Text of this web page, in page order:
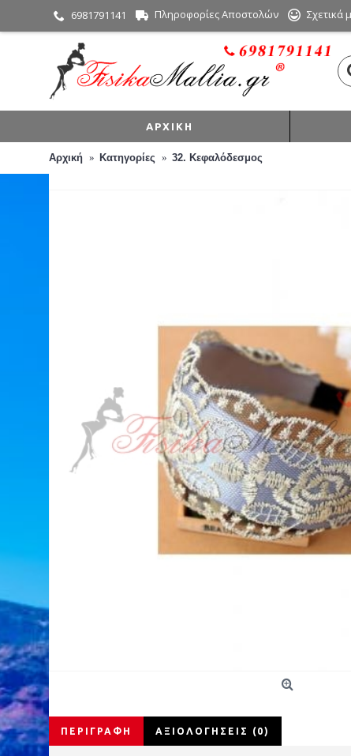
6981791141 Πληροφορίες Αποστολών Σχετικά
ΑΡΧΙΚΉ
Αρχική Κατηγορίες 32. Κεφαλόδεσμος
ΠΕΡΙΓΡΑΦΉ ΑΞΙΟΛΟΓΉΣΕΙΣ (0)